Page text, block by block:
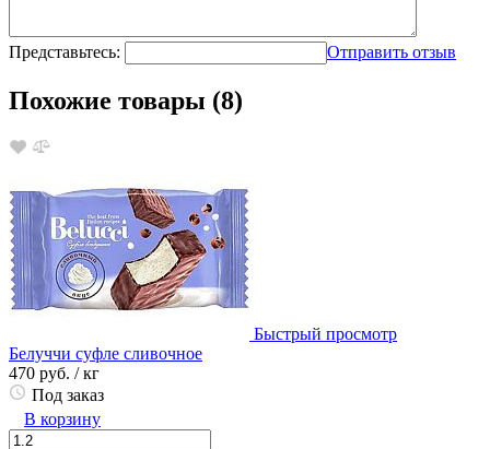
Представьтесь: Отправить отзыв
Похожие товары (8)
Быстрый просмотр
Белуччи суфле сливочное
470 руб. / кг
Под заказ
В корзину